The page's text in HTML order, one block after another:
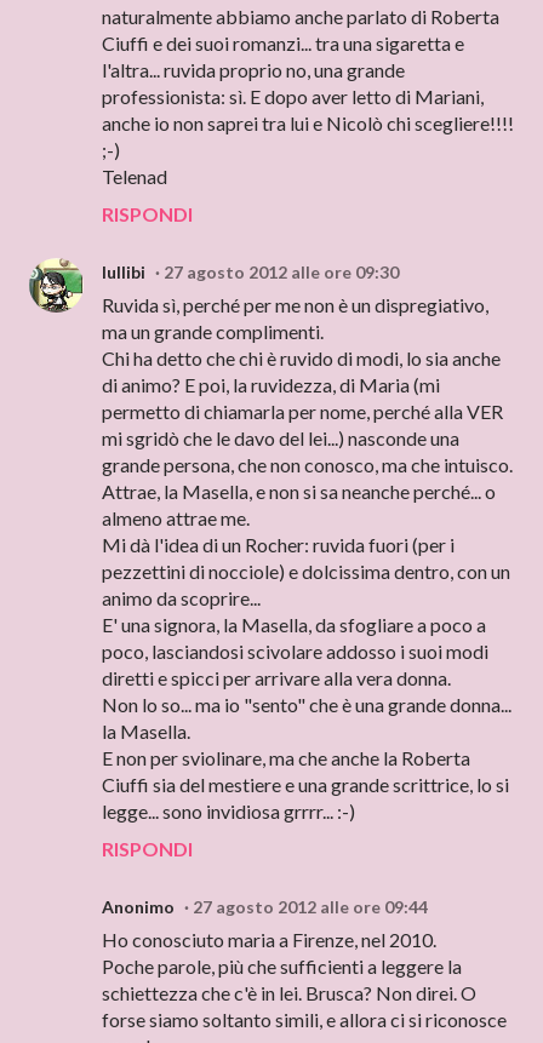
naturalmente abbiamo anche parlato di Roberta
Ciuffi e dei suoi romanzi... tra una sigaretta e
l'altra... ruvida proprio no, una grande
professionista: sì. E dopo aver letto di Mariani,
anche io non saprei tra lui e Nicolò chi scegliere!!!!
;-)
Telenad
RISPONDI
lullibi 27 agosto 2012 alle ore 09:30
Ruvida sì, perché per me non è un dispregiativo,
ma un grande complimenti.
Chi ha detto che chi è ruvido di modi, lo sia anche
di animo? E poi, la ruvidezza, di Maria (mi
permetto di chiamarla per nome, perché alla VER
mi sgridò che le davo del lei...) nasconde una
grande persona, che non conosco, ma che intuisco.
Attrae, la Masella, e non si sa neanche perché... o
almeno attrae me.
Mi dà l'idea di un Rocher: ruvida fuori (per i
pezzettini di nocciole) e dolcissima dentro, con un
animo da scoprire...
E' una signora, la Masella, da sfogliare a poco a
poco, lasciandosi scivolare addosso i suoi modi
diretti e spicci per arrivare alla vera donna.
Non lo so... ma io "sento" che è una grande donna...
la Masella.
E non per sviolinare, ma che anche la Roberta
Ciuffi sia del mestiere e una grande scrittrice, lo si
legge... sono invidiosa grrrr... :-)
RISPONDI
Anonimo 27 agosto 2012 alle ore 09:44
Ho conosciuto maria a Firenze, nel 2010.
Poche parole, più che sufficienti a leggere la
schiettezza che c'è in lei. Brusca? Non direi. O
forse siamo soltanto simili, e allora ci si riconosce